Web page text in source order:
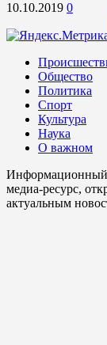
10.10.2019 0
Общество
Политика
Спорт
Культура
Наука
О важном
Информационный
медиа-ресурс,
актуальным